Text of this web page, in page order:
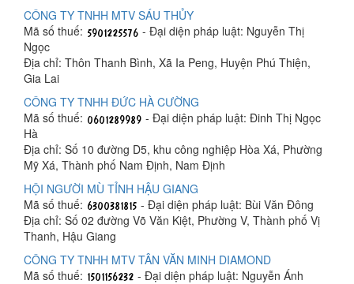
CÔNG TY TNHH MTV SÁU THỦY
Mã số thuế:
- Đại diện pháp luật: Nguyễn Thị
Ngọc
Địa chỉ: Thôn Thanh Bình, Xã Ia Peng, Huyện Phú Thiện,
Gia Lai
CÔNG TY TNHH ĐỨC HÀ CƯỜNG
Mã số thuế:
- Đại diện pháp luật: Đinh Thị Ngọc
Hà
Địa chỉ: Số 10 đường D5, khu công nghiệp Hòa Xá, Phường
Mỹ Xá, Thành phố Nam Định, Nam Định
HỘI NGƯỜI MÙ TỈNH HẬU GIANG
Mã số thuế:
- Đại diện pháp luật: Bùi Văn Đông
Địa chỉ: Số 02 đường Võ Văn Kiệt, Phường V, Thành phố Vị
Thanh, Hậu Giang
CÔNG TY TNHH MTV TÂN VĂN MINH DIAMOND
Mã số thuế:
- Đại diện pháp luật: Nguyễn Ánh